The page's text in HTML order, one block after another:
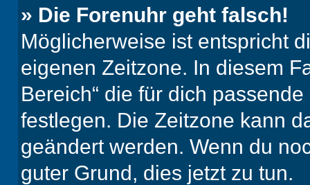
» Die Forenuhr geht falsch!
Möglicherweise ist entspricht
eigenen Zeitzone. In diesem
Bereich“ die für dich
festlegen. Die Zeitzone kann
geändert werden. Wenn du
guter Grund, dies jetzt zu tun.